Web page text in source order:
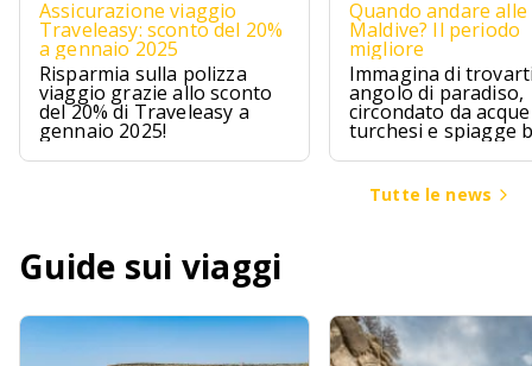
Assicurazione viaggio
Traveleasy: sconto del 20%
a gennaio 2025
Risparmia sulla polizza
viaggio grazie allo sconto
del 20% di Traveleasy a
gennaio 2025!
Quando andare alle
Maldive? Il periodo
migliore
Immagina di
angolo di paradiso,
circondato da acque
turchesi e spiagge
Le Maldive sono
questo, un sogno
avvera per chi
un pizzico di
Tutte le news
Guide sui viaggi